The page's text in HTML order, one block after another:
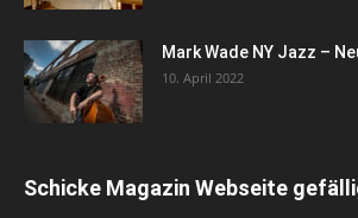
Mark Wade NY Jazz –
10. April 2022
Schicke Magazin Webseite